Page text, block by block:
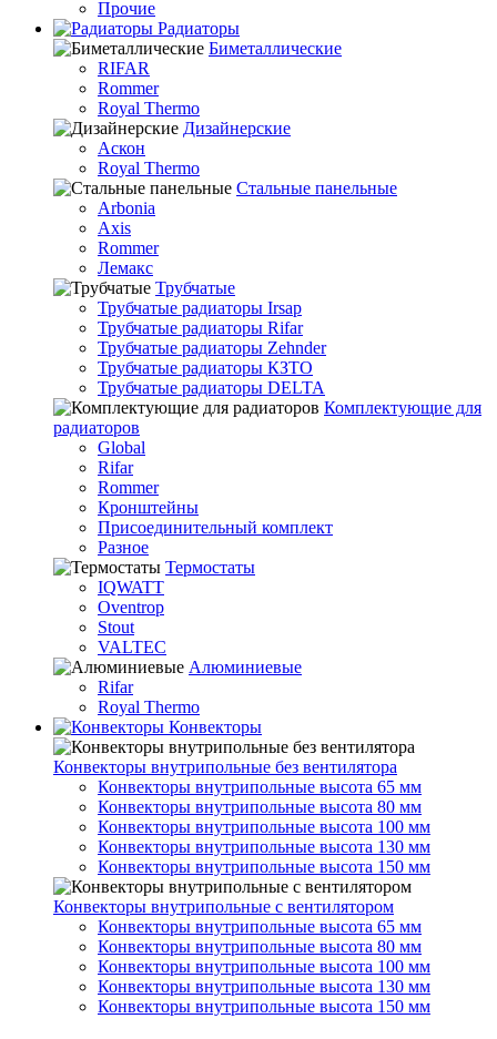
Прочие
Радиаторы
Биметаллические
RIFAR
Rommer
Royal Thermo
Дизайнерские
Аскон
Royal Thermo
Стальные панельные
Arbonia
Axis
Rommer
Лемакс
Трубчатые
Трубчатые радиаторы Irsap
Трубчатые радиаторы Rifar
Трубчатые радиаторы Zehnder
Трубчатые радиаторы КЗТО
Трубчатые радиаторы DELTA
Комплектующие для
радиаторов
Global
Rifar
Rommer
Кронштейны
Присоединительный комплект
Разное
Термостаты
IQWATT
Oventrop
Stout
VALTEC
Алюминиевые
Rifar
Royal Thermo
Конвекторы
Конвекторы внутрипольные без вентилятора
Конвекторы внутрипольные высота 65 мм
Конвекторы внутрипольные высота 80 мм
Конвекторы внутрипольные высота 100 мм
Конвекторы внутрипольные высота 130 мм
Конвекторы внутрипольные высота 150 мм
Конвекторы внутрипольные с вентилятором
Конвекторы внутрипольные высота 65 мм
Конвекторы внутрипольные высота 80 мм
Конвекторы внутрипольные высота 100 мм
Конвекторы внутрипольные высота 130 мм
Конвекторы внутрипольные высота 150 мм